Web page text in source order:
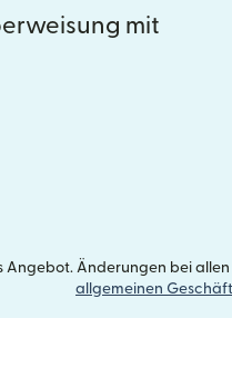
mit
Angebot. Änderungen bei
allgemeinen